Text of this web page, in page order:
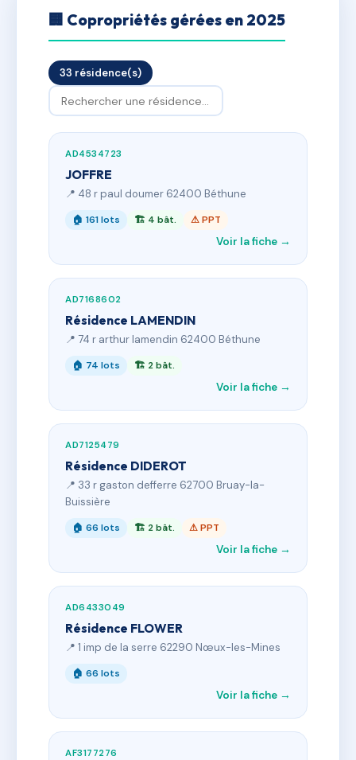
🏢 Copropriétés gérées en 2025
33 résidence(s)
AD4534723
JOFFRE
📍 48 r paul doumer 62400 Béthune
🏠 161 lots 🏗 4 bât. ⚠ PPT
Voir la fiche →
AD7168602
Résidence LAMENDIN
📍 74 r arthur lamendin 62400 Béthune
🏠 74 lots 🏗 2 bât.
Voir la fiche →
AD7125479
Résidence DIDEROT
📍 33 r gaston defferre 62700 Bruay-la-
Buissière
🏠 66 lots 🏗 2 bât. ⚠ PPT
Voir la fiche →
AD6433049
Résidence FLOWER
📍 1 imp de la serre 62290 Nœux-les-Mines
🏠 66 lots
Voir la fiche →
AF3177276